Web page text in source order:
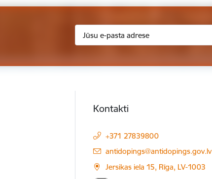
Kontakti
+371 27839800
E-pasts:
antidopings@antidopings.gov.lv
Jersikas iela 15, Rīga, LV-1003